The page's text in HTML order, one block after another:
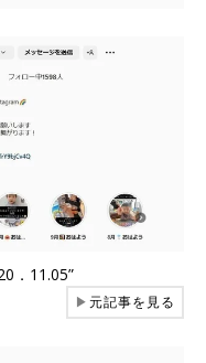
．11.05”
▶元記事を見る